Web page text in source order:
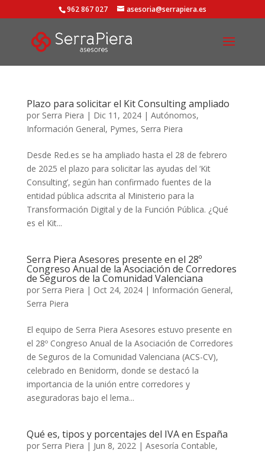
962 867 027 asesoria@serrapiera.es
Plazo para solicitar el Kit Consulting ampliado
por Serra Piera | Dic 11, 2024| Autónomos,
Información General, Pymes, Serra Piera
Desde Red.es se ha ampliado hasta el 28 de febrero
de 2025 el plazo para solicitar las ayudas del ‘Kit
Consulting’, según han confirmado fuentes de la
entidad pública adscrita al Ministerio para la
Transformación Digital y de la Función Pública. ¿Qué
es el Kit...
Serra Piera Asesores presente en el 28º
Congreso Anual de la Asociación de Corredores
de Seguros de la Comunidad Valenciana
por Serra Piera | Oct 24, 2024| Información General,
Serra Piera
El equipo de Serra Piera Asesores estuvo presente en
el 28º Congreso Anual de la Asociación de Corredores
de Seguros de la Comunidad Valenciana (ACS-CV),
celebrado en Benidorm, donde se destacó la
importancia de la unión entre corredores y
aseguradoras bajo el lema...
Qué es, tipos y porcentajes del IVA en España
por Serra Piera | Jun 8, 2022| Asesoría Contable,